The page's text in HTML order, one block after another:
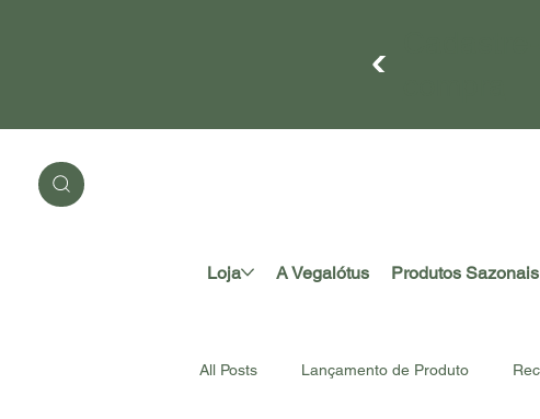
Loja A Vegalótus Produtos Sazonais
All Posts Lançamento de Produto